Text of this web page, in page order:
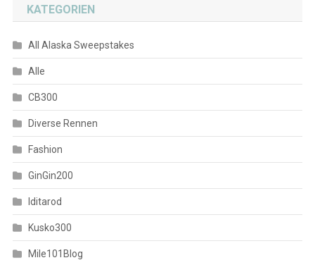
KATEGORIEN
All Alaska Sweepstakes
Alle
CB300
Diverse Rennen
Fashion
GinGin200
Iditarod
Kusko300
Mile101Blog